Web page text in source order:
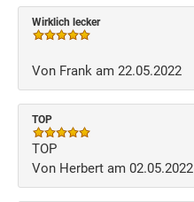
Wirklich lecker
Von Frank am 22.05.2022
TOP
TOP
Von Herbert am 02.05.2022